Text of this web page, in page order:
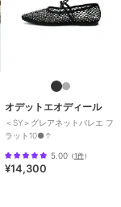
オデットエオディール
＜SY＞グレアネットバレエ フ
ラット10●↑
5.00（1件）
¥14,300